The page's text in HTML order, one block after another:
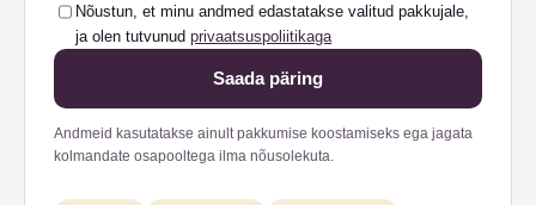
Nõustun, et minu andmed edastatakse valitud pakkujale,
ja olen tutvunud privaatsuspoliitikaga
Saada päring
Andmeid kasutatakse ainult pakkumise koostamiseks ega jagata
kolmandate osapooltega ilma nõusolekuta.